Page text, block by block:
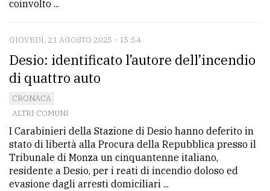
coinvolto ...
GIOVEDÌ, 21 AGOSTO 2025 - 15:54
Desio: identificato l’autore dell’incendio
di quattro auto
CRONACA
ALTRI COMUNI
I Carabinieri della Stazione di Desio hanno deferito in
stato di libertà alla Procura della Repubblica presso il
Tribunale di Monza un cinquantenne italiano,
residente a Desio, per i reati di incendio doloso ed
evasione dagli arresti domiciliari ...